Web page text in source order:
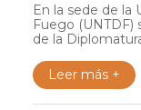
En la sede de la
Fuego (UNTDF)
de la
Leer más +